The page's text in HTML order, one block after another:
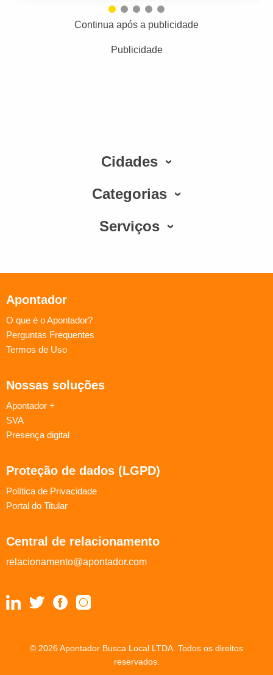
Continua após a publicidade
Publicidade
Cidades
Categorias
Serviços
Apontador
O que é o Apontador?
Perguntas Frequentes
Termos de Uso
Nossas soluções
Apontador +
SVA
Presença digital
Proteção de dados (LGPD)
Política de Privacidade
Portal do Titular
Central de relacionamento
relacionamento@apontador.com
© 2026 Apontador Busca Local LTDA. Todos os direitos
reservados.